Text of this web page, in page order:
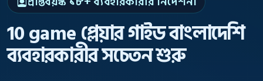
10 game প্লেয়ার গাইড বাংলাদেশি
ব্যবহারকারীর সচেতন শুরু